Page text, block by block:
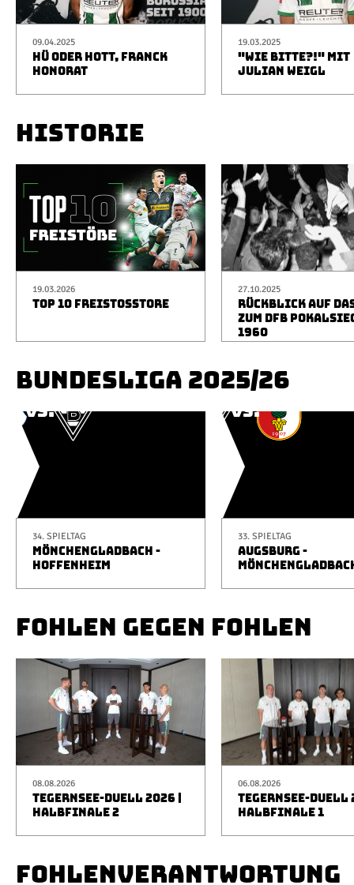
09.04.2025
HÜ ODER HOTT, FRANCK
HONORAT
19.03.2025
"WIE BITTE?!" MIT
JULIAN WEIGL
HISTORIE
19.03.2026
TOP 10 FREISTOSSTORE
27.10.2025
RÜCKBLICK AUF
ZUM DFB
1960
BUNDESLIGA 2025/26
34. SPIELTAG
MÖNCHENGLADBACH -
HOFFENHEIM
33. SPIELTAG
AUGSBURG -
FOHLEN GEGEN FOHLEN
08.08.2026
TEGERNSEE-DUELL 2026 |
HALBFINALE 2
06.08.2026
TEGERNSEE-DUELL
HALBFINALE 1
FOHLENVERANTWORTUNG